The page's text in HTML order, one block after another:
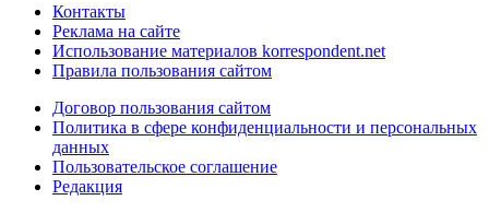
Контакты
Реклама на сайте
Использование материалов korrespondent.net
Правила пользования сайтом
Договор пользования сайтом
Политика в сфере конфиденциальности и персональных
данных
Пользовательское соглашение
Редакция